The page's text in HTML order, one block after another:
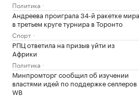
Политика
Андреева проиграла 34-й ракетке мира
в третьем круге турнира в Торонто
Спорт
РПЦ ответила на призыв уйти из
Африки
Политика
Минпромторг сообщил об изучении
властями идей по поддержке селлеров
WB